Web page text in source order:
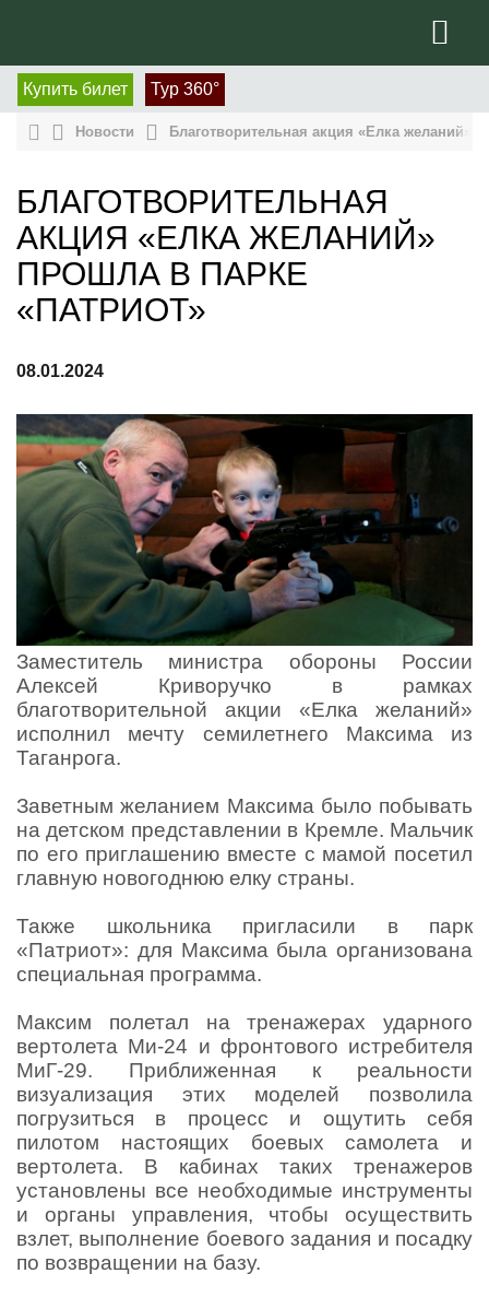
Купить билет Тур 360°
Новости Благотворительная акция «Елка желаний»
БЛАГОТВОРИТЕЛЬНАЯ
АКЦИЯ «ЕЛКА ЖЕЛАНИЙ»
ПРОШЛА В ПАРКЕ
«ПАТРИОТ»
08.01.2024
Заместитель министра обороны России
Алексей Криворучко в рамках
благотворительной акции «Елка желаний»
исполнил мечту семилетнего Максима из
Таганрога.
Заветным желанием Максима было побывать
на детском представлении в Кремле. Мальчик
по его приглашению вместе с мамой посетил
главную новогоднюю елку страны.
Также школьника пригласили в парк
«Патриот»: для Максима была организована
специальная программа.
Максим полетал на тренажерах ударного
вертолета Ми-24 и фронтового истребителя
МиГ-29. Приближенная к реальности
визуализация этих моделей позволила
погрузиться в процесс и ощутить себя
пилотом настоящих боевых самолета и
вертолета. В кабинах таких тренажеров
установлены все необходимые инструменты
и органы управления, чтобы осуществить
взлет, выполнение боевого задания и посадку
по возвращении на базу.